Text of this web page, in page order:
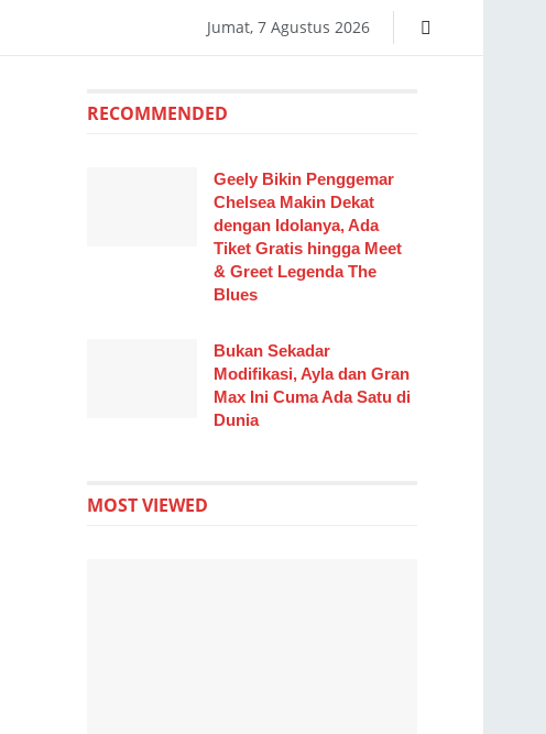
Jumat, 7 Agustus 2026
RECOMMENDED
Geely Bikin Penggemar
Chelsea Makin Dekat
dengan Idolanya, Ada
Tiket Gratis hingga Meet
& Greet Legenda The
Blues
Bukan Sekadar
Modifikasi, Ayla dan Gran
Max Ini Cuma Ada Satu di
Dunia
MOST VIEWED